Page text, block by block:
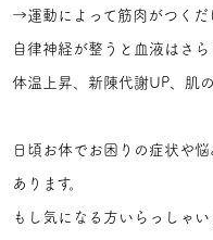
→運動によって筋肉がつくだ
自律神経が整うと血液はさ
体温上昇、新陳代謝UP、肌
日頃お体でお困りの症状や
あります。
もし気になる方いらっしゃ